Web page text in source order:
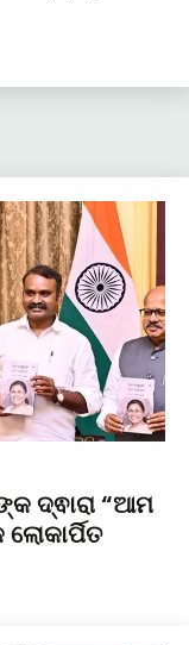
ଦ୍ଵାରା “ଆମ